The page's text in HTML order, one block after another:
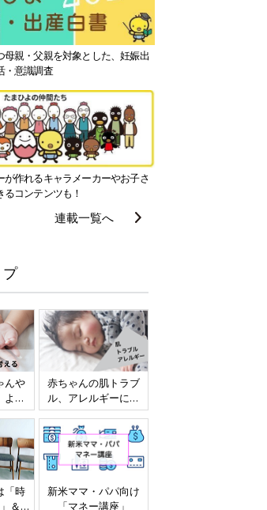
母親・父親を対象とした、妊娠出
・意識調査
が作れるキャラメーカーやお子さ
コンテンツも！
連載一覧へ
んや
より
とな
さ
取材
きま
赤ちゃんの肌トラブ
ル、アレルギーにつ
いて
「時
＆
新米ママ・パパ向け
「マネー講座」